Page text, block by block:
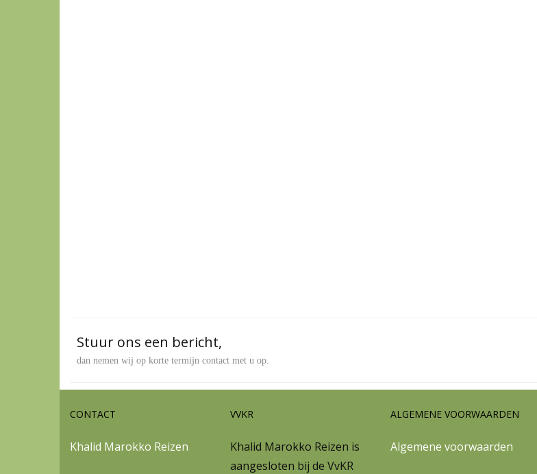
Stuur ons een bericht,
dan nemen wij op korte termijn contact met u op.
CONTACT
Khalid Marokko Reizen
VVKR
Khalid Marokko Reizen is
aangesloten bij de VvKR
ALGEMENE VOORWAARDEN
Algemene voorwaarden